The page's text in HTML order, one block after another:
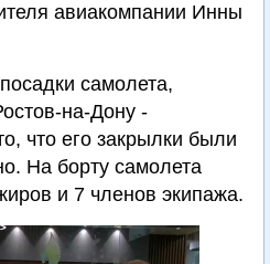
авиакомпании Инны
самолета,
на-Дону -
что его закрылки были
На борту самолета
и 7 членов экипажа.